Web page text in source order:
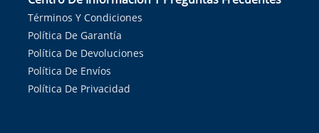
Términos Y Condiciones
Política De Garantía
Política De Devoluciones
Política De Envíos
Política De Privacidad